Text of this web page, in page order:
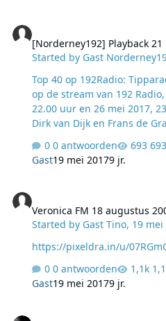
[Norderney192] Playback 21
Started by Gast
Top 40 op 192Radio: Tipparade op 192Radio: ​​​​​​​​​​​​​​​​​​​​​​​​​​​​​​​​​​​​​​​​​​​​​​​​​​​​​​​​​​​​​​​​​​​​​​​​​​​​​​​​​​​​​​​​​​​​​​​Uitzending
op de stream van 192 Radio,
22.00 uur en 26 mei 2017, 23.00 -
Dirk van Dijk en Frans de Graaff Het typische
met easy-listening muziek.
a Drag. En hoeveel groepen
0 antwoorden
Gast19 mei 20179 jr.
Veronica FM 18 augustus
Started by Gast Tino, 19 mei
https://pixeldra.in/u/
0 antwoorden
Gast19 mei 20179 jr.